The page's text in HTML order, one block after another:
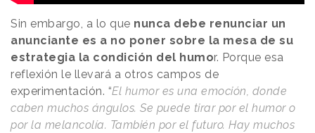
Sin embargo, a lo que nunca debe renunciar un
anunciante es a no poner sobre la mesa de su
estrategia la condición del humor. Porque esa
reflexión le llevará a otros campos de
experimentación. “El humor es una emoción, donde
caben muchos ángulos. Se puede tirar por el humor o
por la melancolía. También por el futuro. Hay muchos